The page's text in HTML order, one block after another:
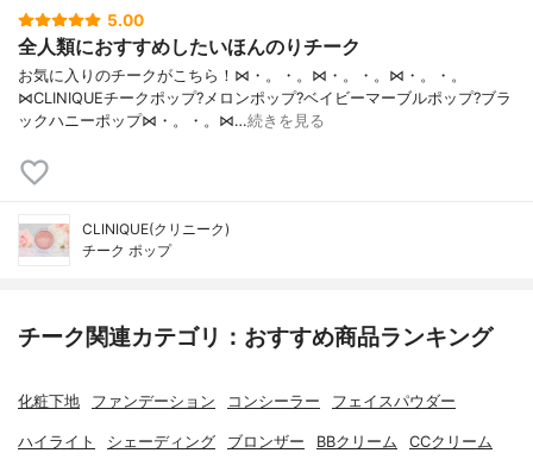
5.00
全人類におすすめしたいほんのりチーク
お気に入りのチークがこちら！⋈・。・。⋈・。・。⋈・。・。
⋈CLINIQUEチークポップ?メロンポップ?ベイビーマーブルポップ?ブラ
ックハニーポップ⋈・。・。⋈…続きを見る
CLINIQUE(クリニーク)
チーク ポップ
チーク関連カテゴリ：おすすめ商品ランキング
化粧下地 ファンデーション コンシーラー フェイスパウダー
ハイライト シェーディング ブロンザー BBクリーム CCクリーム